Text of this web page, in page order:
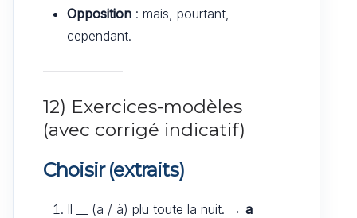
Opposition : mais, pourtant,
cependant.
12) Exercices-modèles
(avec corrigé indicatif)
Choisir (extraits)
Il __ (a / à) plu toute la nuit. → a